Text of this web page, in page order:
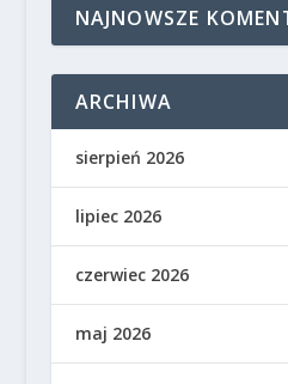
NAJNOWSZE
ARCHIWA
sierpień 2026
lipiec 2026
czerwiec 2026
maj 2026